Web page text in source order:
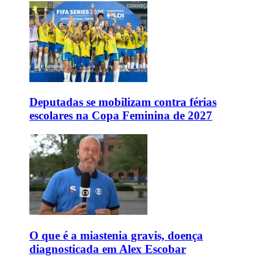
Deputadas se mobilizam contra férias
escolares na Copa Feminina de 2027
O que é a miastenia gravis, doença
diagnosticada em Alex Escobar